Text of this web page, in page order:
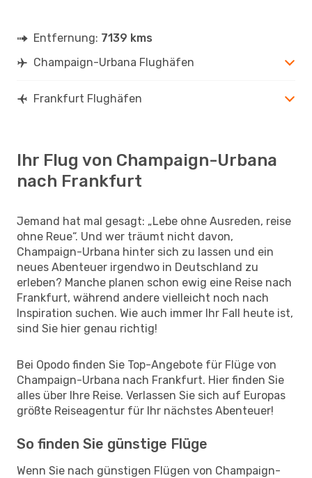
Entfernung: 7139 kms
Champaign-Urbana Flughäfen
Frankfurt Flughäfen
Ihr Flug von Champaign-Urbana
nach Frankfurt
Jemand hat mal gesagt: „Lebe ohne Ausreden, reise
ohne Reue“. Und wer träumt nicht davon,
Champaign-Urbana hinter sich zu lassen und ein
neues Abenteuer irgendwo in Deutschland zu
erleben? Manche planen schon ewig eine Reise nach
Frankfurt, während andere vielleicht noch nach
Inspiration suchen. Wie auch immer Ihr Fall heute ist,
sind Sie hier genau richtig!
Bei Opodo finden Sie Top-Angebote für Flüge von
Champaign-Urbana nach Frankfurt. Hier finden Sie
alles über Ihre Reise. Verlassen Sie sich auf Europas
größte Reiseagentur für Ihr nächstes Abenteuer!
So finden Sie günstige Flüge
Wenn Sie nach günstigen Flügen von Champaign-